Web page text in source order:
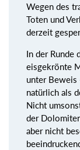
Wegen des
Toten und
derzeit
In der
eisgekrönte
unter Beweis
natürlich als
Nicht
der
aber nicht